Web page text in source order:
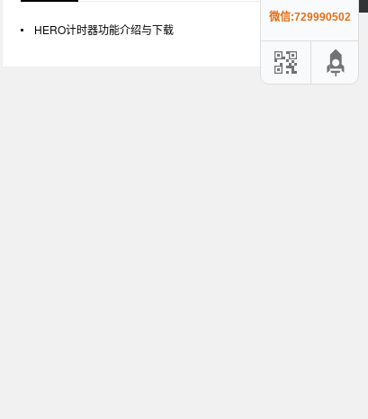
HERO计时器功能介绍与下载
微信:729990502